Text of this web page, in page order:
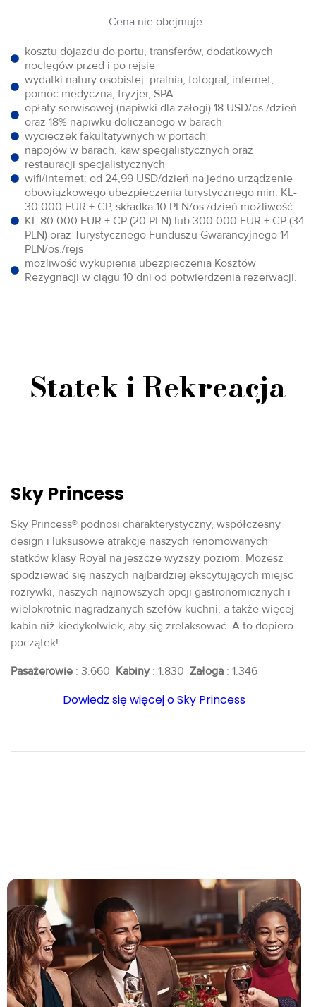
Cena nie obejmuje :
kosztu dojazdu do portu, transferów, dodatkowych
noclegów przed i po rejsie
wydatki natury osobistej: pralnia, fotograf, internet,
pomoc medyczna, fryzjer, SPA
opłaty serwisowej (napiwki dla załogi) 18 USD/os./dzień
oraz 18% napiwku doliczanego w barach
wycieczek fakultatywnych w portach
napojów w barach, kaw specjalistycznych oraz
restauracji specjalistycznych
wifi/internet: od 24,99 USD/dzień na jedno urządzenie
obowiązkowego ubezpieczenia turystycznego min. KL-
30.000 EUR + CP, składka 10 PLN/os./dzień możliwość
KL 80.000 EUR + CP (20 PLN) lub 300.000 EUR + CP (34
PLN) oraz Turystycznego Funduszu Gwarancyjnego 14
PLN/os./rejs
możliwość wykupienia ubezpieczenia Kosztów
Rezygnacji w ciągu 10 dni od potwierdzenia rezerwacji.
Statek i Rekreacja
Sky Princess
Sky Princess® podnosi charakterystyczny, współczesny
design i luksusowe atrakcje naszych renomowanych
statków klasy Royal na jeszcze wyższy poziom. Możesz
spodziewać się naszych najbardziej ekscytujących miejsc
rozrywki, naszych najnowszych opcji gastronomicznych i
wielokrotnie nagradzanych szefów kuchni, a także więcej
kabin niż kiedykolwiek, aby się zrelaksować. A to dopiero
początek!
Pasażerowie : 3.660 Kabiny: 1.830 Załoga : 1.346
Dowiedz się więcej o Sky Princess